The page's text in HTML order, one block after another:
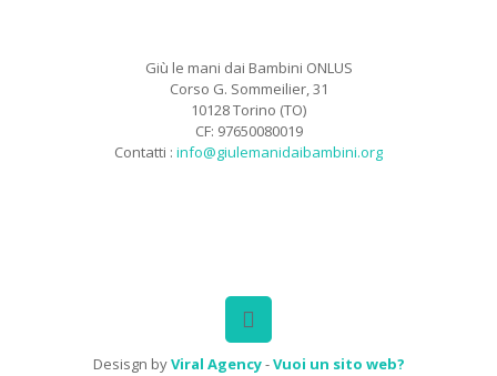
Giù le mani dai Bambini ONLUS
Corso G. Sommeilier, 31
10128 Torino (TO)
CF: 97650080019
Contatti : info@giulemanidaibambini.org
Desisgn byViral Agency-Vuoi un sito web?